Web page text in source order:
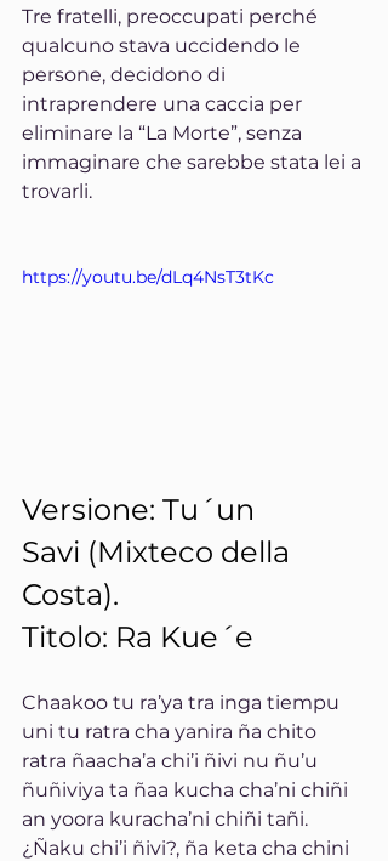
Tre fratelli, preoccupati perché
qualcuno stava uccidendo le
persone, decidono di
intraprendere una caccia per
eliminare la “La Morte”, senza
immaginare che sarebbe stata lei a
trovarli.
https://youtu.be/dLq4NsT3tKc
Versione: Tu´un
Savi (Mixteco della
Costa).
Titolo: Ra Kue´e
Chaakoo tu ra’ya tra inga tiempu
uni tu ratra cha yanira ña chito
ratra ñaacha’a chi’i ñivi nu ñu’u
ñuñiviya ta ñaa kucha cha’ni chiñi
an yoora kuracha’ni chiñi tañi.
¿Ñaku chi’i ñivi?, ña keta cha chini